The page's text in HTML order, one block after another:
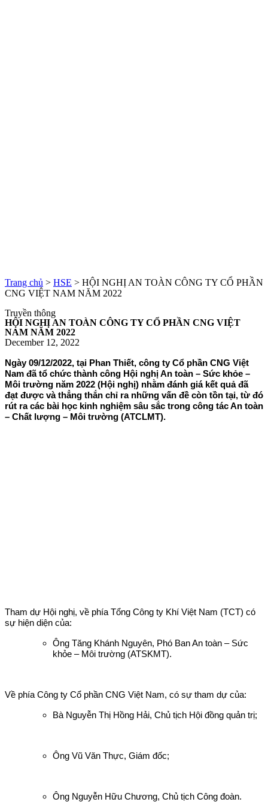
Trang chủ > HSE > HỘI NGHỊ AN TOÀN CÔNG TY CỔ PHẦN
CNG VIỆT NAM NĂM 2022
Truyền thông
HỘI NGHỊ AN TOÀN CÔNG TY CỔ PHẦN CNG VIỆT
NAM NĂM 2022
December 12, 2022
Ngày 09/12/2022, tại Phan Thiết, công ty Cổ phần CNG Việt
Nam đã tổ chức thành công Hội nghị An toàn – Sức khỏe –
Môi trường năm 2022 (Hội nghị) nhằm đánh giá kết quả đã
đạt được và thẳng thắn chỉ ra những vấn đề còn tồn tại, từ đó
rút ra các bài học kinh nghiệm sâu sắc trong công tác An toàn
– Chất lượng – Môi trường (ATCLMT).
Tham dự Hội nghị, về phía Tổng Công ty Khí Việt Nam (TCT) có
sự hiện diện của:
Ông Tăng Khánh Nguyên, Phó Ban An toàn – Sức
khỏe – Môi trường (ATSKMT).
Về phía Công ty Cổ phần CNG Việt Nam, có sự tham dự của:
Bà Nguyễn Thị Hồng Hải, Chủ tịch Hội đồng quản trị;
Ông Vũ Văn Thực, Giám đốc;
Ông Nguyễn Hữu Chương, Chủ tịch Công đoàn.